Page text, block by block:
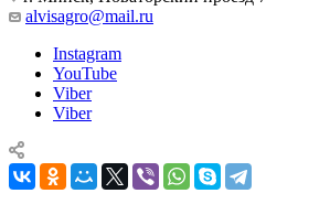
alvisagro@mail.ru
Instagram
YouTube
Viber
Viber